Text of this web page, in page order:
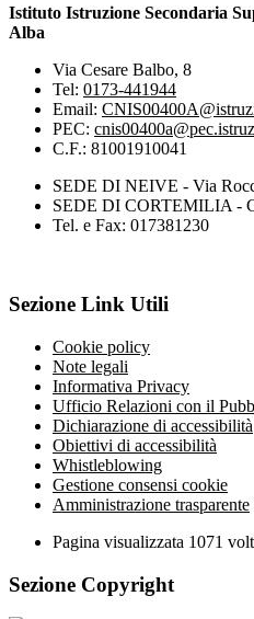
Istituto Istruzione Secondaria
Alba
Via Cesare Balbo, 8
Tel: 0173-441944
Email:
PEC:
C.F.: 81001910041
SEDE DI NEIVE - Via
SEDE DI CORTEMILIA -
Tel. e Fax: 017381230
Sezione Link Utili
Cookie policy
Note legali
Informativa Privacy
Ufficio Relazioni con il
Dichiarazione di accessibilità
Obiettivi di accessibilità
Whistleblowing
Gestione consensi cookie
Amministrazione trasparente
Pagina visualizzata 1071
Sezione Copyright